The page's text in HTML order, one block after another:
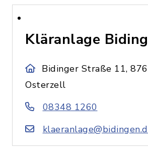
Kläranlage
Bidinger Straße 11,
Osterzell
08348 1260